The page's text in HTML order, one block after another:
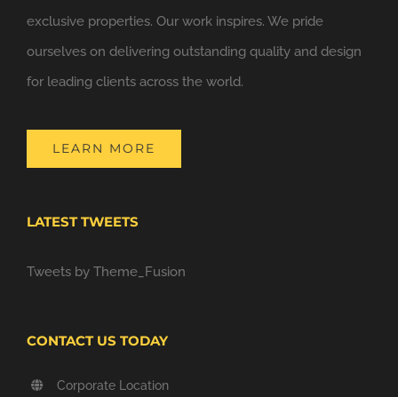
exclusive properties. Our work inspires. We pride
ourselves on delivering outstanding quality and design
for leading clients across the world.
LEARN MORE
LATEST TWEETS
Tweets by Theme_Fusion
CONTACT US TODAY
Corporate Location